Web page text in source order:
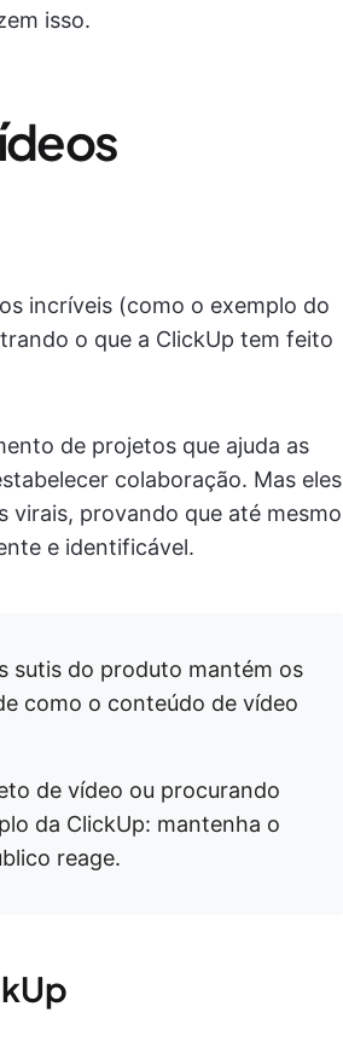
isso.
incríveis (como o exemplo do
o que a ClickUp tem feito
de projetos que ajuda as
colaboração. Mas eles
virais, provando que até mesmo
e identificável.
sutis do produto mantém os
como o conteúdo de vídeo
de vídeo ou procurando
da ClickUp: mantenha o
reage.